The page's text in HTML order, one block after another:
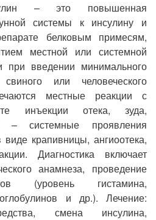
– это повышенная
системы к инсулину и
белковым примесям,
местной или системной
при введении минимального
или человеческого
местные реакции с
инъекции отека, зуда,
– системные проявления
крапивницы, ангиоотека,
Диагностика включает
анамнеза, проведение
(уровень гистамина,
и др.). Лечение:
смена инсулина,